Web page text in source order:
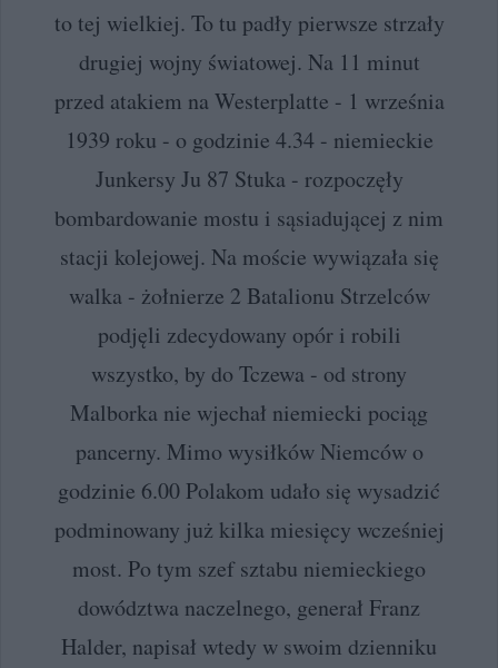
to tej wielkiej. To tu padły pierwsze strzały
drugiej wojny światowej. Na 11 minut
przed atakiem na Westerplatte - 1 września
1939 roku - o godzinie 4.34 - niemieckie
Junkersy Ju 87 Stuka - rozpoczęły
bombardowanie mostu i sąsiadującej z nim
stacji kolejowej. Na moście wywiązała się
walka - żołnierze 2 Batalionu Strzelców
podjęli zdecydowany opór i robili
wszystko, by do Tczewa - od strony
Malborka nie wjechał niemiecki pociąg
pancerny. Mimo wysiłków Niemców o
godzinie 6.00 Polakom udało się wysadzić
podminowany już kilka miesięcy wcześniej
most. Po tym szef sztabu niemieckiego
dowództwa naczelnego, generał Franz
Halder, napisał wtedy w swoim dzienniku